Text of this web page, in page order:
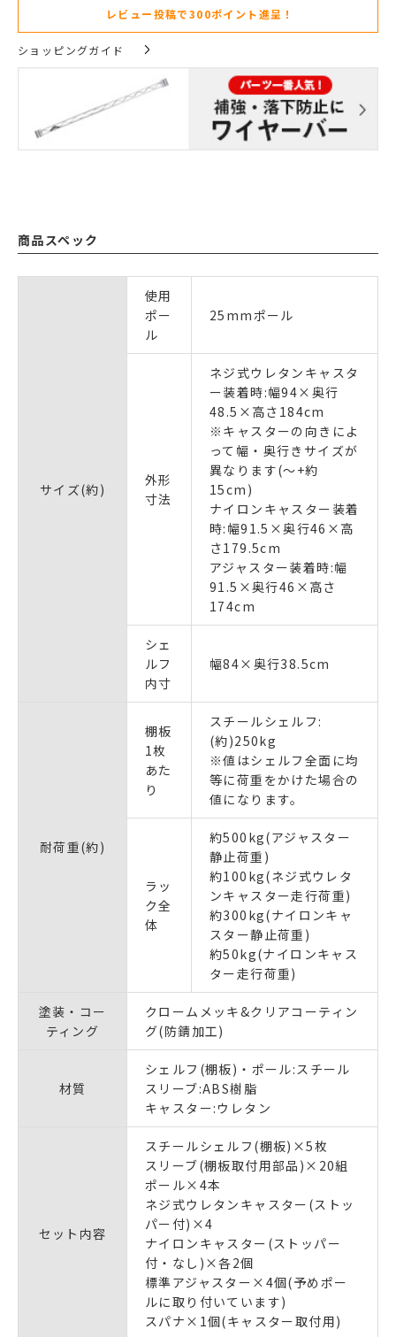
レビュー投稿で300ポイント進呈！
ショッピングガイド
商品スペック
サイズ(約)
使用
ポー
ル
25mmポール
外形
寸法
ネジ式ウレタンキャスタ
ー装着時:幅94×奥行
48.5×高さ184cm
※キャスターの向きによ
って幅・奥行きサイズが
異なります(～+約
15cm)
ナイロンキャスター装着
時:幅91.5×奥行46×高
さ179.5cm
アジャスター装着時:幅
91.5×奥行46×高さ
174cm
シェ
ルフ
内寸
幅84×奥行38.5cm
耐荷重(約)
棚板
1枚
あた
り
スチールシェルフ:
(約)250kg
※値はシェルフ全面に均
等に荷重をかけた場合の
値になります。
ラッ
ク全
体
約500kg(アジャスター
静止荷重)
約100kg(ネジ式ウレタ
ンキャスター走行荷重)
約300kg(ナイロンキャ
スター静止荷重)
約50kg(ナイロンキャス
ター走行荷重)
塗装・コー
ティング
クロームメッキ&クリアコーティン
グ(防錆加工)
材質
シェルフ(棚板)・ポール:スチール
スリーブ:ABS樹脂
キャスター:ウレタン
セット内容
スチールシェルフ(棚板)×5枚
スリーブ(棚板取付用部品)×20組
ポール×4本
ネジ式ウレタンキャスター(ストッ
パー付)×4
ナイロンキャスター(ストッパー
付・なし)×各2個
標準アジャスター×4個(予めポー
ルに取り付いています)
スパナ×1個(キャスター取付用)